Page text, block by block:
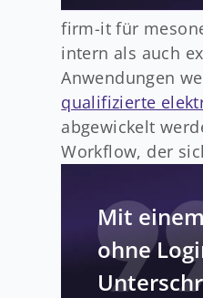
firm-it für
intern als auch
Anwendungen
qualifizierte
abgewickelt
Workflow, der
Mit
ohne